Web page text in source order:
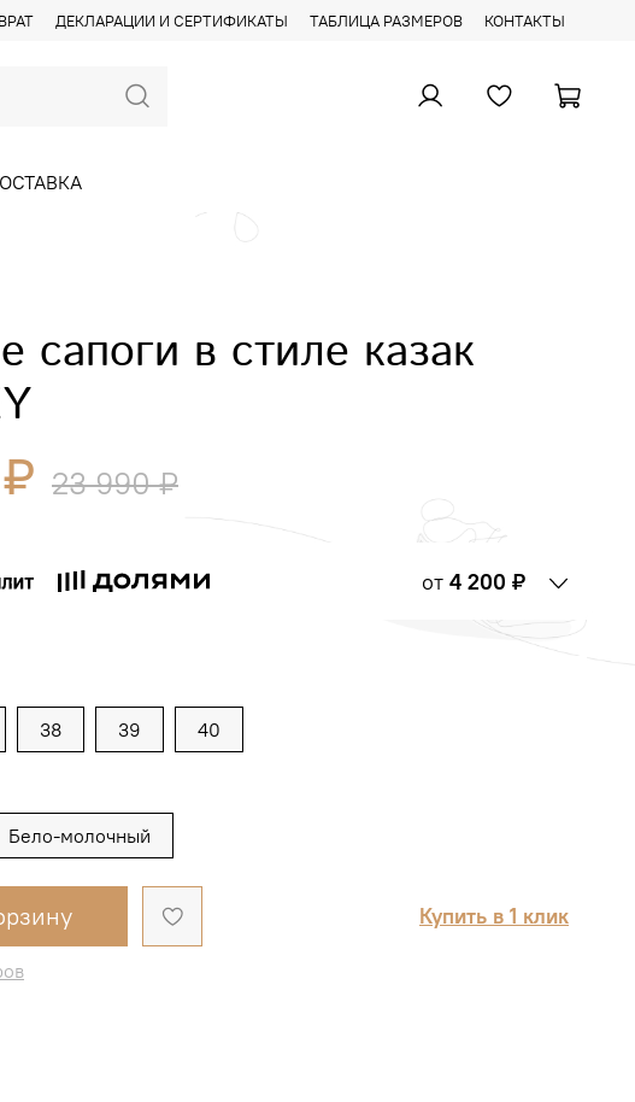
ДЕКЛАРАЦИИ И СЕРТИФИКАТЫ ТАБЛИЦА РАЗМЕРОВ КОНТАКТЫ
сапоги в стиле казак
23 990 ₽
от 4 200 ₽
38 39 40
Бело-молочный
Купить в 1 клик